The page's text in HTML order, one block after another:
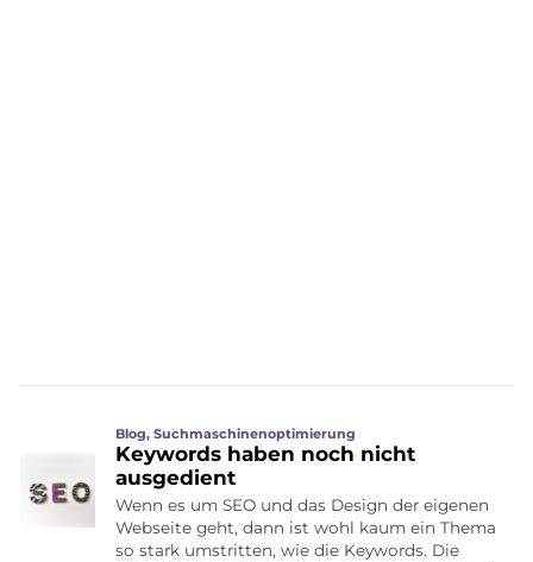
Blog,Suchmaschinenoptimierung
Keywords haben noch nicht
ausgedient
Wenn es um SEO und das Design der eigenen
Webseite geht, dann ist wohl kaum ein Thema
so stark umstritten, wie die Keywords. Die